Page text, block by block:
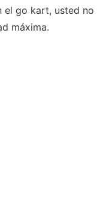
el go kart, usted no
máxima.